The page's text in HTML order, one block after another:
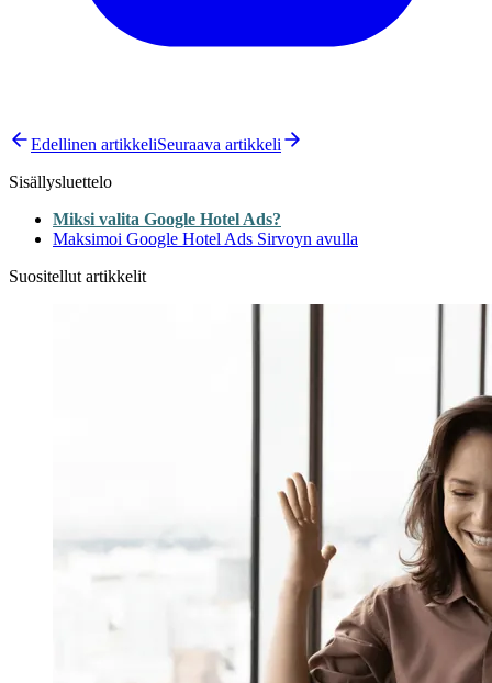
Edellinen artikkeliSeuraava artikkeli
Sisällysluettelo
Miksi valita Google Hotel Ads?
Maksimoi Google Hotel Ads Sirvoyn avulla
Suositellut artikkelit